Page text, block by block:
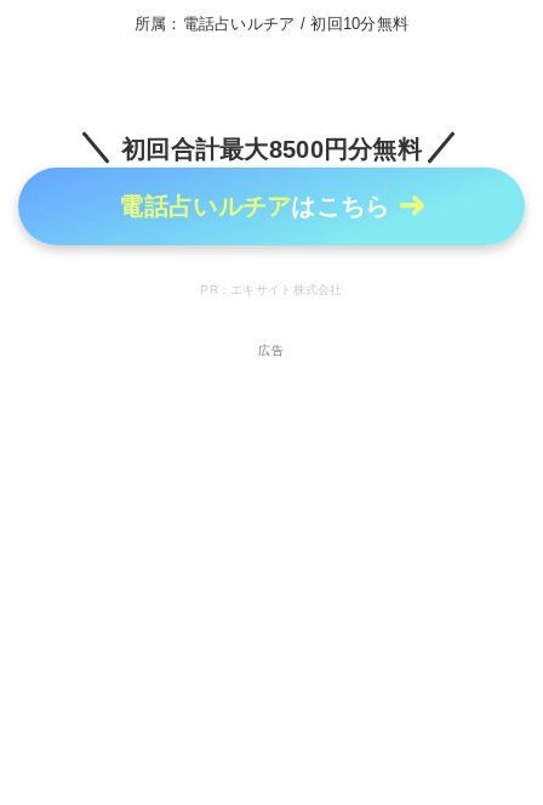
所属：電話占いルチア / 初回10分無料
初回合計最大8500円分無料
電話占いルチアはこちら
PR：エキサイト株式会社
広告